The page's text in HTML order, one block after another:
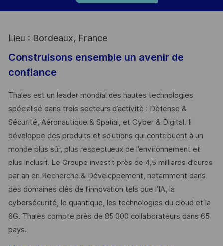
Lieu : Bordeaux, France
Construisons ensemble un avenir de
confiance
Thales est un leader mondial des hautes technologies
spécialisé dans trois secteurs d’activité : Défense &
Sécurité, Aéronautique & Spatial, et Cyber & Digital. Il
développe des produits et solutions qui contribuent à un
monde plus sûr, plus respectueux de l’environnement et
plus inclusif. Le Groupe investit près de 4,5 milliards d’euros
par an en Recherche & Développement, notamment dans
des domaines clés de l’innovation tels que l’IA, la
cybersécurité, le quantique, les technologies du cloud et la
6G. Thales compte près de 85 000 collaborateurs dans 65
pays. ​